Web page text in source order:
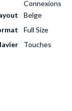
Connexions
Belge
Full Size
Touches